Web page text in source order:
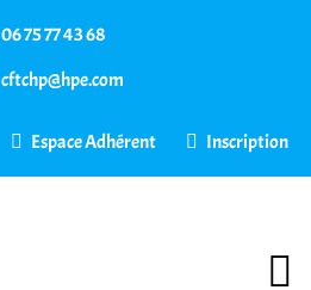
06 75 77 43 68
cftchp@hpe.com
Espace Adhérent Inscription